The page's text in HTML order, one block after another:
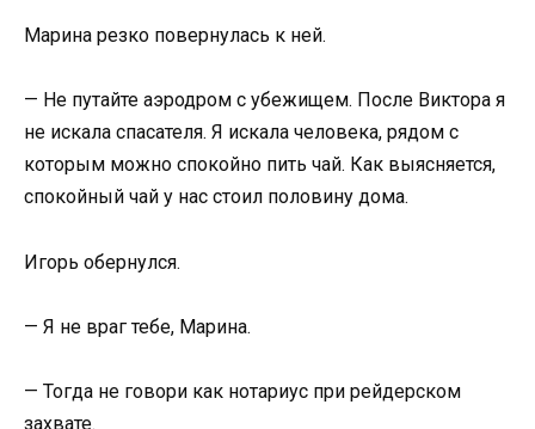
Марина резко повернулась к ней.
— Не путайте аэродром с убежищем. После Виктора я
не искала спасателя. Я искала человека, рядом с
которым можно спокойно пить чай. Как выясняется,
спокойный чай у нас стоил половину дома.
Игорь обернулся.
— Я не враг тебе, Марина.
— Тогда не говори как нотариус при рейдерском
захвате.